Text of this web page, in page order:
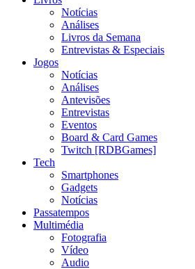
Notícias
Análises
Livros da Semana
Entrevistas & Especiais
Jogos
Notícias
Análises
Antevisões
Entrevistas
Eventos
Board & Card Games
Twitch [RDBGames]
Tech
Smartphones
Gadgets
Notícias
Passatempos
Multimédia
Fotografia
Vídeo
Audio